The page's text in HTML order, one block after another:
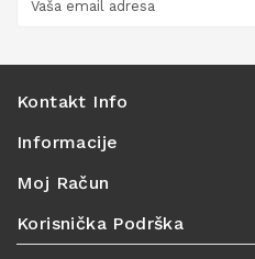
Kontakt Info
Informacije
Moj Račun
Korisnička Podrška